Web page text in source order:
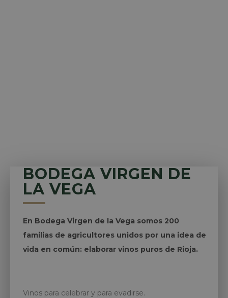
BODEGA VIRGEN DE
LA VEGA
En Bodega Virgen de la Vega somos 200
familias de agricultores unidos por una idea de
vida en común: elaborar vinos puros de Rioja.
Vinos para celebrar y para evadirse.